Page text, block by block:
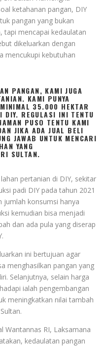
ketahanan pangan, DIY
pangan yang bukan
tapi mencapai kedaulatan
dikeluarkan dengan
mencukupi kebutuhan
PANGAN, KAMI JUGA
KAMI PUNYA
35.000 HEKTAR
DIY. REGULASI INI TENTU
PUSO TENTU KAMI
JIKA ADA JUAL BELI
JAWAB UNTUK MENCARI
YANG
SULTAN.
pertanian di DIY, sekitar
padi DIY pada tahun 2021
jumlah konsumsi hanya
kemudian bisa menjadi
dan ada pula yang diserap
ini bertujuan agar
menghasilkan pangan yang
Selanjutnya, selain harga
ialah pengembangan
meningkatkan nilai tambah
Wantannas RI, Laksamana
kedaulatan pangan